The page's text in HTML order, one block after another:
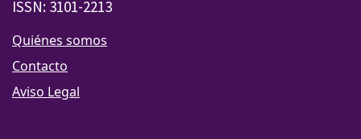
ISSN: 3101-2213
Quiénes somos
Contacto
Aviso Legal